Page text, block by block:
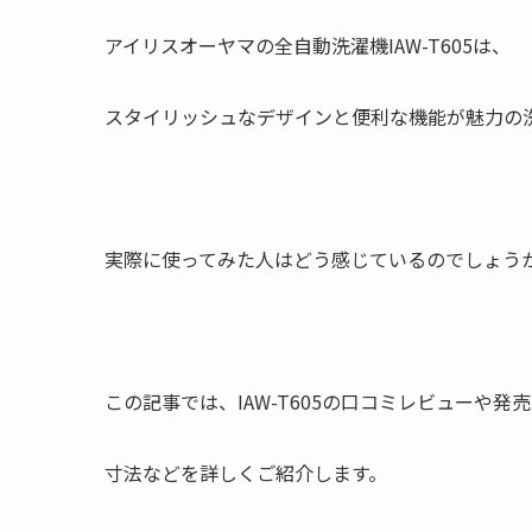
アイリスオーヤマの全自動洗濯機IAW-T605は、
スタイリッシュなデザインと便利な機能が魅力の
実際に使ってみた人はどう感じているのでしょう
この記事では、IAW-T605の口コミレビューや発売
寸法などを詳しくご紹介します。